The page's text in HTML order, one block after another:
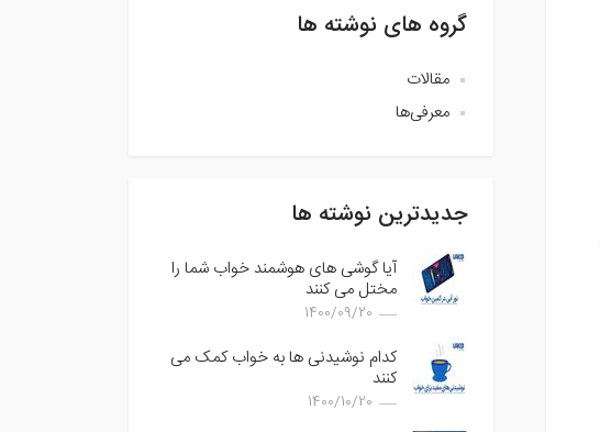
گروه های نوشته ها
مقالات
معرفی‌ها
جدیدترین نوشته ها
آیا گوشی های هوشمند خواب شما را
مختل می کنند
1400/09/20
کدام نوشیدنی ها به خواب کمک می
کنند
1400/10/20